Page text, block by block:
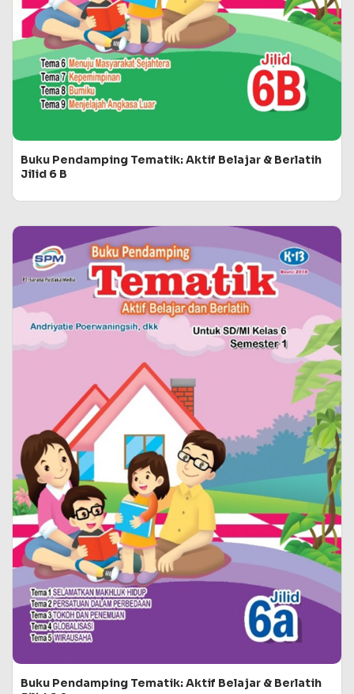
Buku Pendamping Tematik: Aktif Belajar & Berlatih
Jilid 6 B
Buku Pendamping Tematik: Aktif Belajar & Berlatih